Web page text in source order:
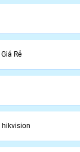
Rẻ
hikvision